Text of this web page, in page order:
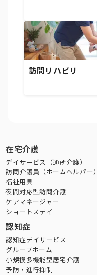
訪問リハビリ
在宅介護
デイサービス（通所介護）
訪問介護員（ホームヘルパー）
福祉用具
夜間対応型訪問介護
ケアマネージャー
ショートステイ
認知症
認知症デイサービス
グループホーム
小規模多機能型居宅介護
予防・進行抑制